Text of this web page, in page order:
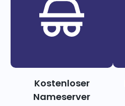
Kostenloser
Nameserver